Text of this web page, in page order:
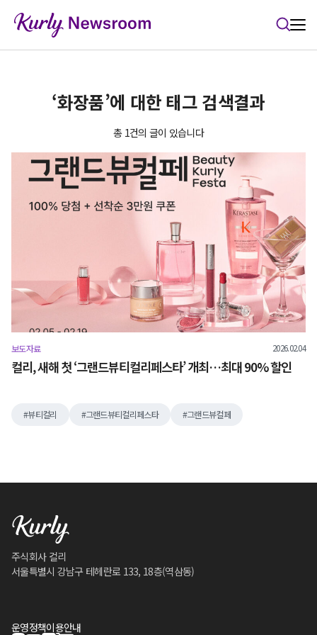
‘화장품’에 대한 태그 검색결과
총 1건의 글이 있습니다
보도자료 2026.02.04
컬리, 새해 첫 ‘그랜드뷰티컬리페스타’ 개최…최대 90% 할인
뷰티컬리 그랜드뷰티컬리페스타 그랜드뷰컬페
주식회사 컬리
서울특별시 강남구 테헤란로 133, 18층(역삼동)
운영정책이용안내